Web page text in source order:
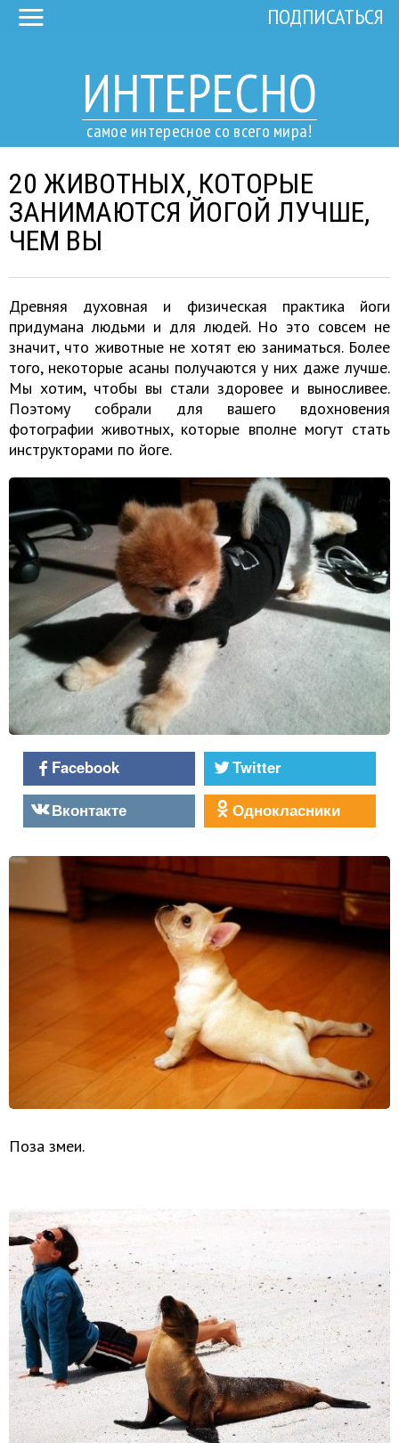
ИНТЕРЕСНО
самое интересное со всего мира!
ПОДПИСАТЬСЯ
20 ЖИВОТНЫХ, КОТОРЫЕ
ЗАНИМАЮТСЯ ЙОГОЙ ЛУЧШЕ,
ЧЕМ ВЫ
Древняя духовная и физическая практика йоги
придумана людьми и для людей. Но это совсем не
значит, что животные не хотят ею заниматься. Более
того, некоторые асаны получаются у них даже лучше.
Мы хотим, чтобы вы стали здоровее и выносливее.
Поэтому собрали для вашего вдохновения
фотографии животных, которые вполне могут стать
инструкторами по йоге.
Facebook
Twitter
Вконтакте
Однокласники
Поза змеи.